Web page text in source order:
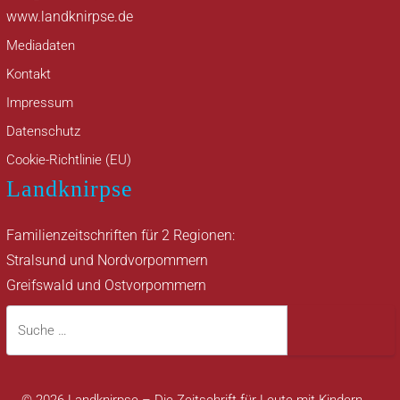
www.landknirpse.de
Mediadaten
Kontakt
Impressum
Datenschutz
Cookie-Richtlinie (EU)
Landknirpse
Familienzeitschriften für 2 Regionen:
Stralsund und Nordvorpommern
Greifswald und Ostvorpommern
Suche